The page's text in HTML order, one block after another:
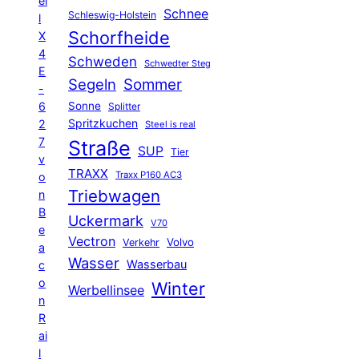
l
X
4
E
-
6
2
7
v
o
n
B
e
a
c
o
n
R
ai
l
Schleswig-Holstein Schnee
Schorfheide
Schweden Schwedter Steg
Segeln Sommer
Sonne Splitter
Spritzkuchen Steel is real
Straße SUP Tier
TRAXX Traxx P160 AC3
Triebwagen
Uckermark V70
Vectron Verkehr Volvo
Wasser Wasserbau
Werbellinsee Winter